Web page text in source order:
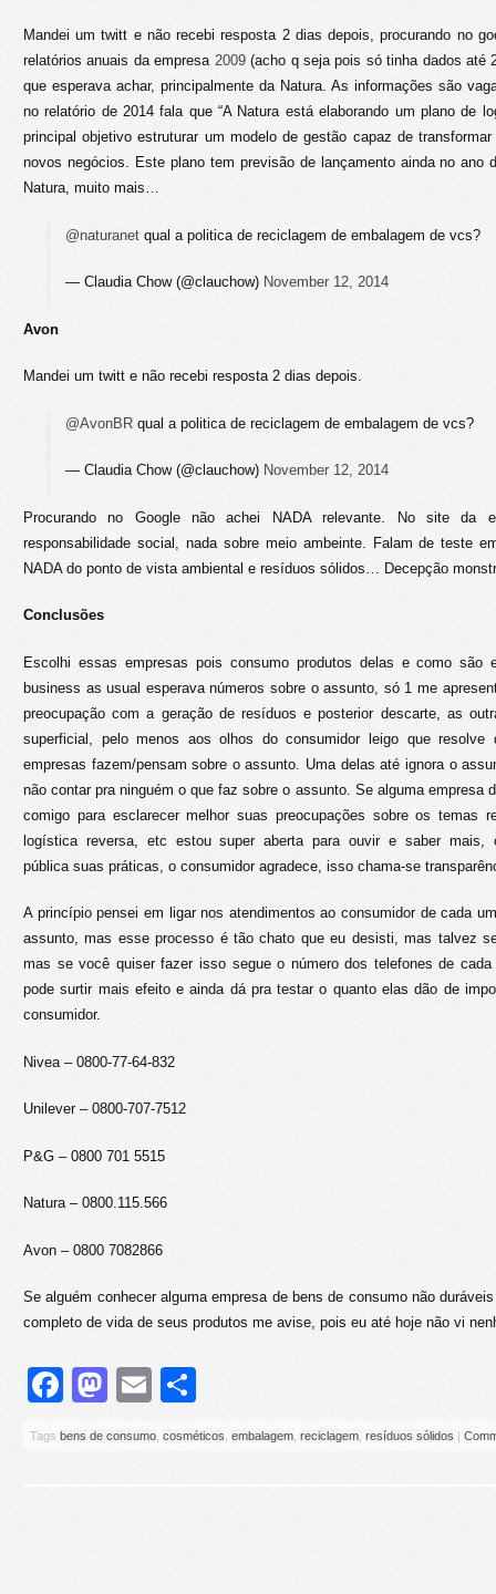
Mandei um twitt e não recebi resposta 2 dias depois, procurando no
relatórios anuais da empresa 2009(acho q seja pois só tinha dados até
que esperava achar, principalmente da Natura. As informações são
no relatório de 2014 fala que “A Natura está elaborando um plano de
principal objetivo estruturar um modelo de gestão capaz de
novos negócios. Este plano tem previsão de lançamento ainda no ano
Natura, muito mais…
@naturanetqual a politica de reciclagem de embalagem de vcs?
— Claudia Chow (@clauchow) November 12, 2014
Avon
Mandei um twitt e não recebi resposta 2 dias depois.
@AvonBRqual a politica de reciclagem de embalagem de vcs?
— Claudia Chow (@clauchow) November 12, 2014
Procurando no Google não achei NADA relevante. No site da
responsabilidade social, nada sobre meio ambeinte. Falam de teste
NADA do ponto de vista ambiental e resíduos sólidos… Decepção
Conclusões
Escolhi essas empresas pois consumo produtos delas e como são
business as usual esperava números sobre o assunto, só 1 me
preocupação com a geração de resíduos e posterior descarte, as
superficial, pelo menos aos olhos do consumidor leigo que
empresas fazem/pensam sobre o assunto. Uma delas até ignora o
não contar pra ninguém o que faz sobre o assunto. Se alguma empresa
comigo para esclarecer melhor suas preocupações sobre os temas
logística reversa, etc estou super aberta para ouvir e saber mais,
pública suas práticas, o consumidor agradece, isso chama-se
A princípio pensei em ligar nos atendimentos ao consumidor de cada
assunto, mas esse processo é tão chato que eu desisti, mas talvez
mas se você quiser fazer isso segue o número dos telefones de
pode surtir mais efeito e ainda dá pra testar o quanto elas dão de
consumidor.
Nivea – 0800-77-64-832
Unilever – 0800-707-7512
P&G – 0800 701 5515
Natura – 0800.115.566
Avon – 0800 7082866
Se alguém conhecer alguma empresa de bens de consumo não
completo de vida de seus produtos me avise, pois eu até hoje não vi
Facebook
Mastodon
Email
Tags bens de consumo cosméticos embalagem reciclagem resíduos sólidos |